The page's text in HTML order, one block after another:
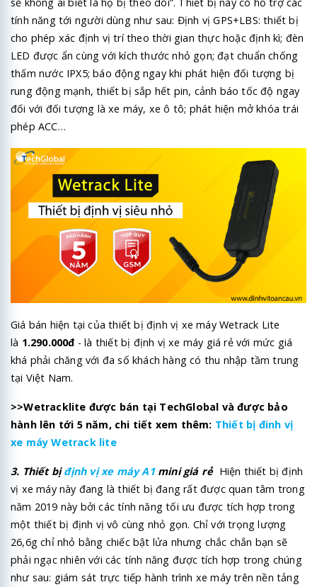
tính năng tới người dùng như sau: Định vị GPS+LBS: thiết bị
cho phép xác định vị trí theo thời gian thực hoặc định kì; đèn
LED được ẩn cùng với kích thước nhỏ gọn; đạt chuẩn chống
thấm nước IPX5; báo động ngay khi phát hiện đối tượng bị
rung động mạnh, thiết bị sắp hết pin, cảnh báo tốc độ ngay
đối với đối tượng là xe máy, xe ô tô; phát hiện mở khóa trái
phép ACC…
Giá bán hiện tại của thiết bị định vị xe máy Wetrack Lite
là 1.290.000đ - là thiết bị định vị xe máy giá rẻ với mức giá
khá phải chăng với đa số khách hàng có thu nhập tầm trung
tại Việt Nam.
>>Wetracklite được bán tại TechGlobal và được bảo
hành lên tới 5 năm, chi tiết xem thêm: Thiết bị đinh vị
xe máy Wetrack lite
3. Thiết bịđịnh vị xe máy A1mini giá rẻ Hiện thiết bị định
vị xe máy này đang là thiết bị đang rất được quan tâm trong
năm 2019 này bởi các tính năng tối ưu được tích hợp trong
một thiết bị định vị vô cùng nhỏ gọn. Chỉ với trọng lượng
26,6g chỉ nhỏ bằng chiếc bật lửa nhưng chắc chắn bạn sẽ
phải ngạc nhiên với các tính năng được tích hợp trong chúng
như sau: giám sát trực tiếp hành trình xe máy trên nền tảng